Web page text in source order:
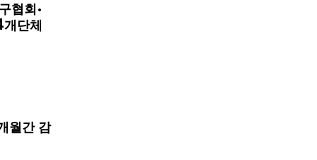
협회·
단체
월간 감